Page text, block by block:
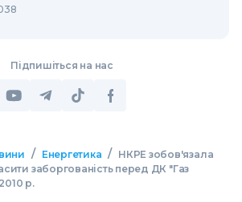
Підпишіться на нас
/ Енергетика / НКРЕ зобов'язала
заборгованість перед ДК "Газ
р.